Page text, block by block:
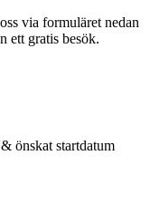
via formuläret nedan
ett gratis besök.
önskat startdatum